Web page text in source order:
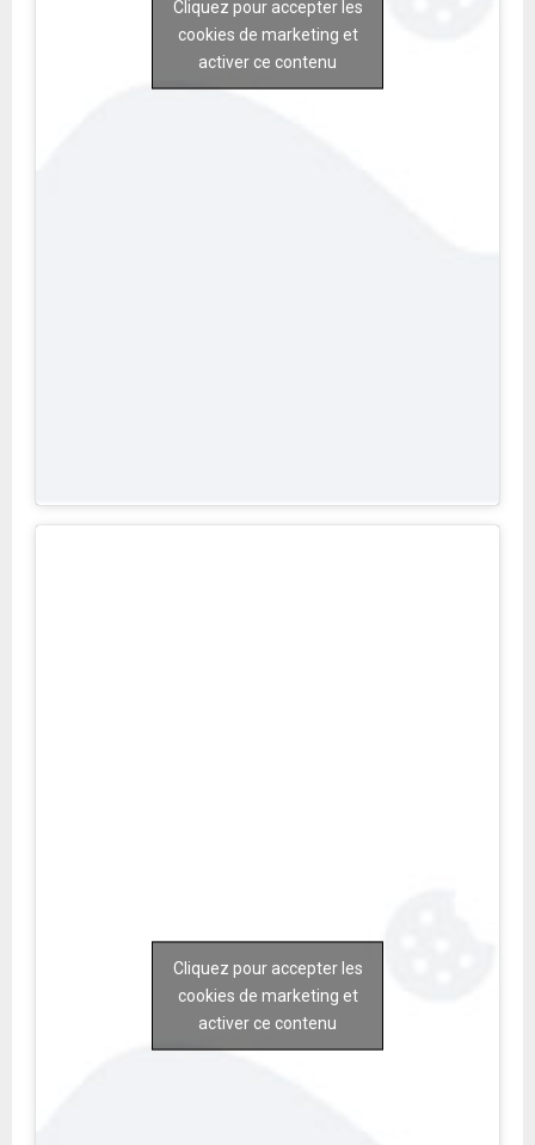
Cliquez pour accepter les
cookies de marketing et
activer ce contenu
Cliquez pour accepter les
cookies de marketing et
activer ce contenu